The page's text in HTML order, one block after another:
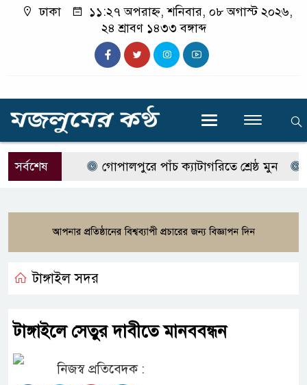
ঢাকা
১১:২৭ অপরাহ্ন, শনিবার, ০৮ অগাস্ট ২০২৬,
২৪ শ্রাবণ ১৪৩৩ বঙ্গাব্দ
সর্বশেষ গোপালপুরে পাঁচ ক্যাটাগরিতে শ্রেষ্ঠ মুন
টাঙ্গাইল সদর
টাঙ্গাইলে সেতুর দাবীতে মানববন্ধন
নিজস্ব প্রতিবেদক :